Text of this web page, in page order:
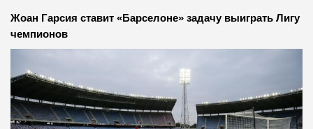
Жоан Гарсия ставит «Барселоне» задачу выиграть Лигу
чемпионов